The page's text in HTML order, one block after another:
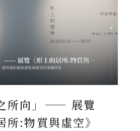
所向」—— 展覽
所:物質與虛空》